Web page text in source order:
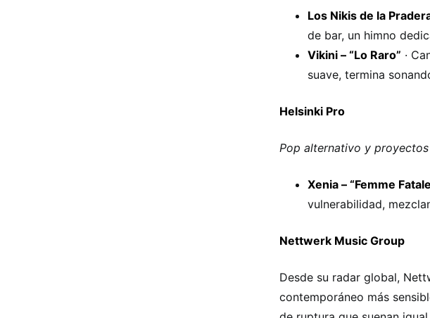
Los Nikis de la
de bar, un himno
Vikini – “Lo Raro” ·
suave, termina
Helsinki Pro
Pop alternativo y
Xenia – “Femme
vulnerabilidad,
Nettwerk Music Group
Desde su radar global,
contemporáneo más